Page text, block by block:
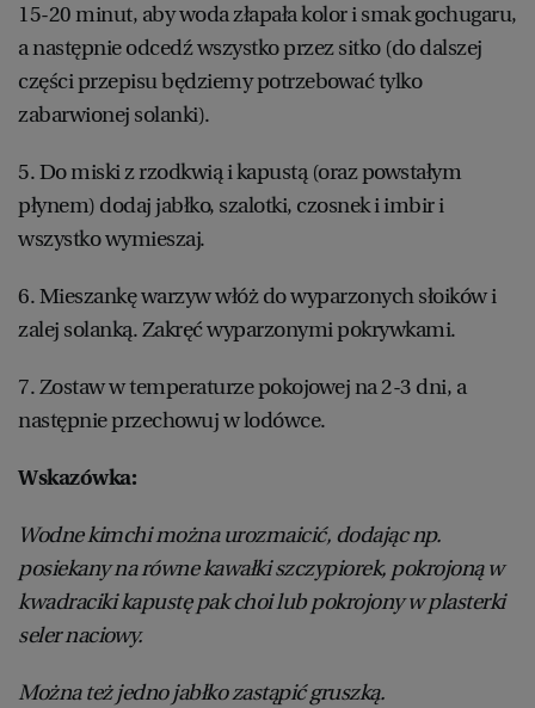
15-20 minut, aby woda złapała kolor i smak gochugaru,
a następnie odcedź wszystko przez sitko (do dalszej
części przepisu będziemy potrzebować tylko
zabarwionej solanki).
5. Do miski z rzodkwią i kapustą (oraz powstałym
płynem) dodaj jabłko, szalotki, czosnek i imbir i
wszystko wymieszaj.
6. Mieszankę warzyw włóż do wyparzonych słoików i
zalej solanką. Zakręć wyparzonymi pokrywkami.
7. Zostaw w temperaturze pokojowej na 2-3 dni, a
następnie przechowuj w lodówce.
Wskazówka:
Wodne kimchi można urozmaicić, dodając np.
posiekany na równe kawałki szczypiorek, pokrojoną w
kwadraciki kapustę pak choi lub pokrojony w plasterki
seler naciowy.
Można też jedno jabłko zastąpić gruszką.